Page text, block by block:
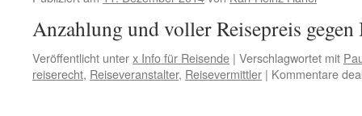
Anzahlung und voller Reisepreis
Veröffentlicht unterx Info für Reisende | Verschlagwortet mit
reiserecht, Reiseveranstalter, Reisevermittler | Kommentare